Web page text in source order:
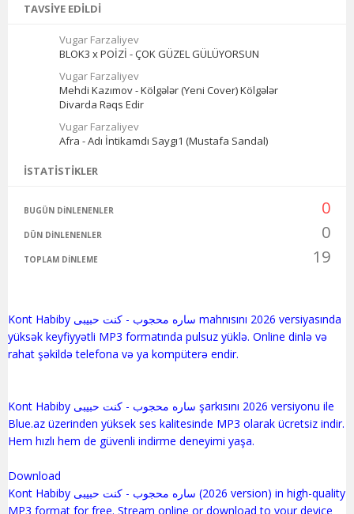
TAVSIYE EDILDI
Vugar Farzaliyev
BLOK3 x POİZİ - ÇOK GÜZEL GÜLÜYORSUN
Vugar Farzaliyev
Mehdi Kazımov - Kölgələr (Yeni Cover) Kölgələr
Divarda Rəqs Edir
Vugar Farzaliyev
Afra - Adı İntikamdı Saygı1 (Mustafa Sandal)
İSTATISTIKLER
BUGÜN DINLENENLER 0
DÜN DINLENENLER 0
TOPLAM DINLEME 19
Kont Habiby ساره محجوب - كنت حبيبى mahnısını 2026 versiyasında
yüksək keyfiyyətli MP3 formatında pulsuz yüklə. Online dinlə və
rahat şəkildə telefona və ya kompüterə endir.
Kont Habiby ساره محجوب - كنت حبيبى şarkısını 2026 versiyonu ile
Blue.az üzerinden yüksek ses kalitesinde MP3 olarak ücretsiz indir.
Hem hızlı hem de güvenli indirme deneyimi yaşa.
Download
Kont Habiby ساره محجوب - كنت حبيبى (2026 version) in high-quality
MP3 format for free. Stream online or download to your device